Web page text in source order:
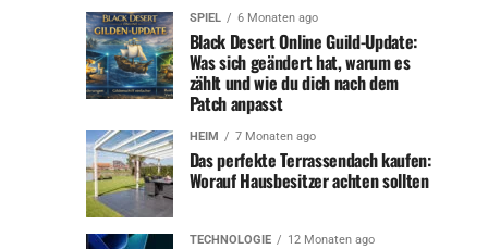
Auch im Freundeskreis war Nicole sehr geschätzt. Sie
hatte die Fähigkeit, enge, tiefgehende Freundschaften zu
pflegen und war immer zur Stelle, wenn jemand ihre
zahlreiche Anekdoten, in denen sie ihre Zeit und Energie
investierte, um anderen zu helfen. Sie war nicht nur eine
Freundin, sondern eine Vertraute, die immer ein offenes
Ohr für die Probleme und Sorgen ihrer Mitmenschen
SPIEL 6 Monaten ago
Black Desert Online Guild-Update:
Was sich geändert hat, warum es
zählt und wie du dich nach dem
Patch anpasst
HEIM 7 Monaten ago
Das perfekte Terrassendach kaufen:
Worauf Hausbesitzer achten sollten
TECHNOLOGIE 12 Monaten ago